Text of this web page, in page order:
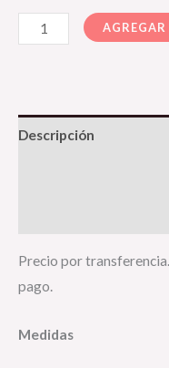
Descripción
Precio por
pago.
Medidas